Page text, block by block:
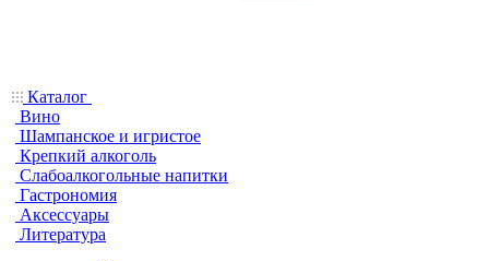
Каталог
Вино
Шампанское и игристое
Крепкий алкоголь
Слабоалкогольные напитки
Гастрономия
Аксессуары
Литература